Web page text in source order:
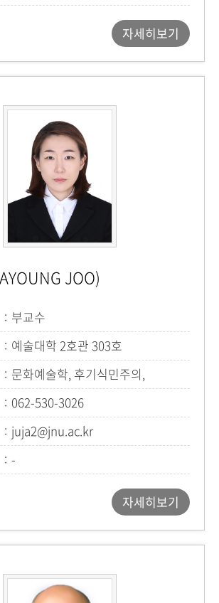
자세히보기
JOO)
부교수
예술대학 2호관 303호
문화예술학, 후기식민주의,
디아스포라와 현대미술
062-530-3026
juja2@jnu.ac.kr
-
자세히보기